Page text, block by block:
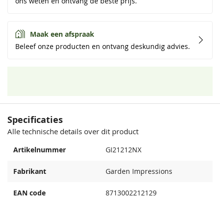
Maak een afspraak
Beleef onze producten en ontvang deskundig advies.
Specificaties
Alle technische details over dit product
Artikelnummer GI21212NX
Fabrikant Garden Impressions
EAN code 8713002212129